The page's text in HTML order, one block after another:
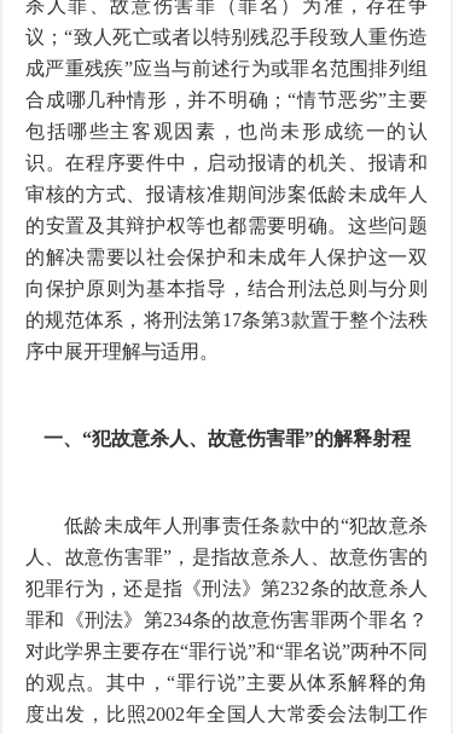
杀人罪、故意伤害罪（罪名）为准，存在争
议；“致人死亡或者以特别残忍手段致人重伤造
成严重残疾”应当与前述行为或罪名范围排列组
合成哪几种情形，并不明确；“情节恶劣”主要
包括哪些主客观因素，也尚未形成统一的认
识。在程序要件中，启动报请的机关、报请和
审核的方式、报请核准期间涉案低龄未成年人
的安置及其辩护权等也都需要明确。这些问题
的解决需要以社会保护和未成年人保护这一双
向保护原则为基本指导，结合刑法总则与分则
的规范体系，将刑法第17条第3款置于整个法秩
序中展开理解与适用。
一、“犯故意杀人、故意伤害罪”的解释射程
低龄未成年人刑事责任条款中的“犯故意杀
人、故意伤害罪”，是指故意杀人、故意伤害的
犯罪行为，还是指《刑法》第232条的故意杀人
罪和《刑法》第234条的故意伤害罪两个罪名？
对此学界主要存在“罪行说”和“罪名说”两种不同
的观点。其中，“罪行说”主要从体系解释的角
度出发，比照2002年全国人大常委会法制工作